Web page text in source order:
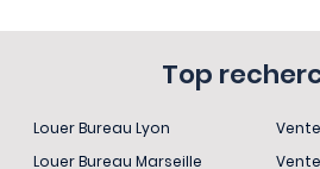
Top
Louer Bureau Lyon
Louer Bureau Marseille